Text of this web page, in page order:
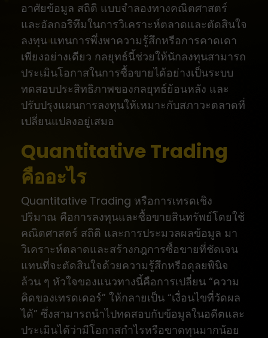
อาศัยข้อมูล สถิติ แบบจำลองทางคณิตศาสตร์
และอัลกอริทึมในการวิเคราะห์ตลาดและตัดสินใจ
ลงทุน แทนการพึ่งพาความรู้สึกหรือการคาดเดา
เพียงอย่างเดียว กลยุทธ์นี้ช่วยให้นักลงทุนสามารถ
ประเมินโอกาสในการซื้อขายได้อย่างเป็นระบบ
ทดสอบประสิทธิภาพของกลยุทธ์ย้อนหลัง และ
ปรับปรุงแผนการลงทุนให้เหมาะกับสภาวะตลาดที่
เปลี่ยนแปลงอยู่เสมอ
Quantitative Trading
คืออะไร
Quantitative Trading หรือการเทรดเชิง
ปริมาณ คือการลงทุนและซื้อขายสินทรัพย์โดยใช้
คณิตศาสตร์ สถิติ และการประมวลผลข้อมูล มา
วิเคราะห์ตลาดและสร้างกฎการซื้อขายที่ชัดเจน
แทนที่จะตัดสินใจด้วยความรู้สึกหรือดุลยพินิจ
ล้วน ๆ หัวใจของแนวทางนี้คือการเปลี่ยน “ความ
คิดของเทรดเดอร์” ให้กลายเป็น “เงื่อนไขที่วัดผล
ได้” ซึ่งสามารถนำไปทดสอบกับข้อมูลในอดีตและ
ประเมินได้ว่ามีโอกาสกำไรหรือขาดทุนมากน้อย